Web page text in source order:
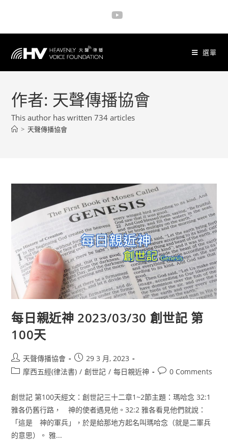
選單
作者: 天聲傳播協會
This author has written 734 articles
> 天聲傳播協會
每日親近神 2023/03/30 創世記 第
100天
天聲傳播協會
29 3 月, 2023
摩西五經(律法書) / 創世記 / 每日親近神 0 Comments
創世記 第100天經文：創世記三十二章1~2節主題：瑪哈念 32:1
雅各仍舊行路， 神的使者遇見他。32:2 雅各看見他們就說：
「這是 神的軍兵」，於是給那地方起名叫瑪哈念（就是二軍兵
的意思）。 雅...